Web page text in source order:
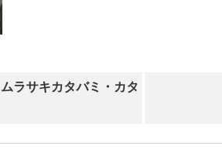
サキカタバミ・カタ